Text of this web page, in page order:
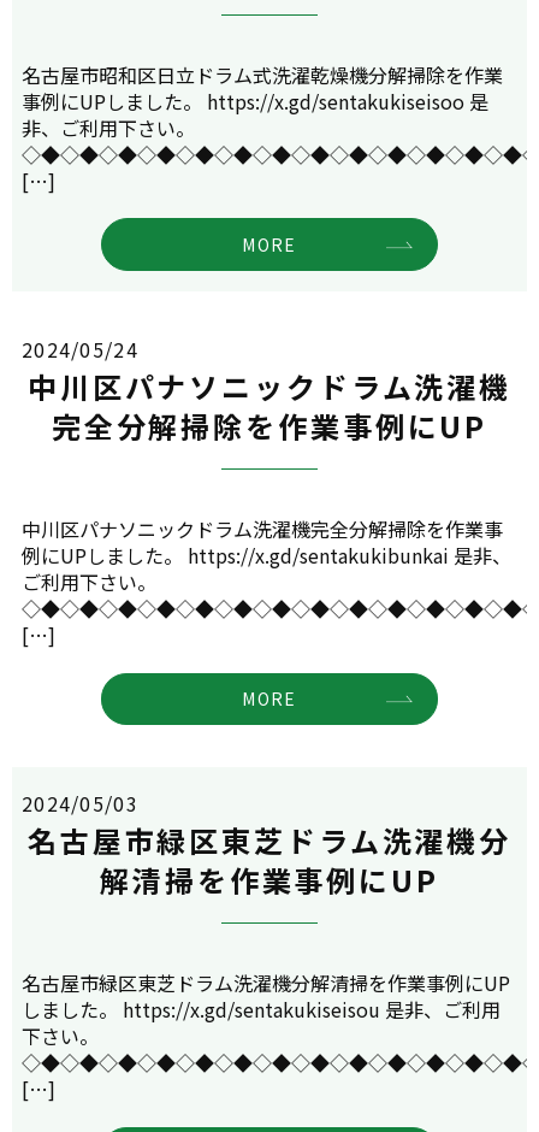
名古屋市昭和区日立ドラム式洗濯乾燥機分解掃除を作業
事例にUPしました。 https://x.gd/sentakukiseisoo 是
非、ご利用下さい。
[…]
MORE
2024/05/24
中川区パナソニックドラム洗濯機
完全分解掃除を作業事例にUP
中川区パナソニックドラム洗濯機完全分解掃除を作業事
例にUPしました。 https://x.gd/sentakukibunkai 是非、
ご利用下さい。
[…]
MORE
2024/05/03
名古屋市緑区東芝ドラム洗濯機分
解清掃を作業事例にUP
名古屋市緑区東芝ドラム洗濯機分解清掃を作業事例にUP
しました。 https://x.gd/sentakukiseisou 是非、ご利用
下さい。
[…]